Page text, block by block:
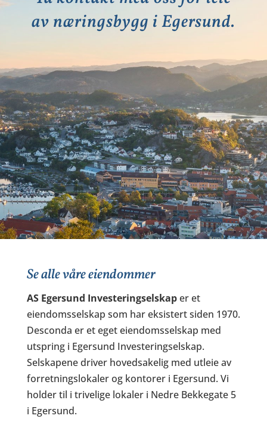
av næringsbygg i Egersund.
Se alle våre eiendommer
AS Egersund Investeringselskaper et
eiendomsselskap som har eksistert siden 1970.
Desconda er et eget eiendomsselskap med
utspring i Egersund Investeringselskap.
Selskapene driver hovedsakelig med utleie av
forretningslokaler og kontorer i Egersund. Vi
holder til i trivelige lokaler i Nedre Bekkegate 5
i Egersund.